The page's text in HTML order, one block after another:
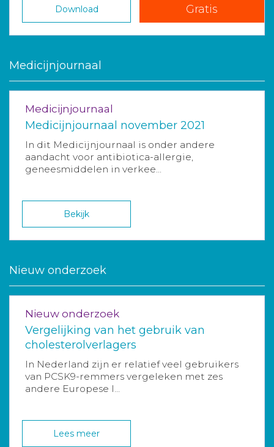
Download Gratis
Medicijnjournaal
Medicijnjournaal
Medicijnjournaal november 2021
In dit Medicijnjournaal is onder andere
aandacht voor antibiotica-allergie,
geneesmiddelen in verkee...
Bekijk
Nieuw onderzoek
Nieuw onderzoek
Vergelijking van het gebruik van
cholesterolverlagers
In Nederland zijn er relatief veel gebruikers
van PCSK9-remmers vergeleken met zes
andere Europese l...
Lees meer